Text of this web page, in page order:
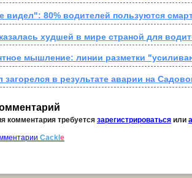
видел": 80% водителей пользуются
худшей в мире страной для
мышление: линии разметки
загорелся в результате аварии на
комментария требуется зарегистрироваться или
Cackle